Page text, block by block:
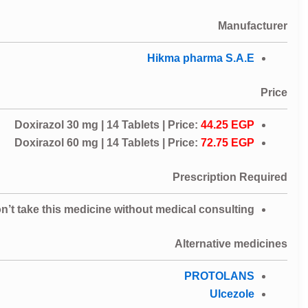
Manufacturer
Hikma pharma S.A.E
Price
Doxirazol 30 mg | 14 Tablets | Price: 44.25 EGP
Doxirazol 60 mg | 14 Tablets | Price: 72.75 EGP
Prescription Required
take this medicine without medical consulting
Alternative medicines
PROTOLANS
Ulcezole